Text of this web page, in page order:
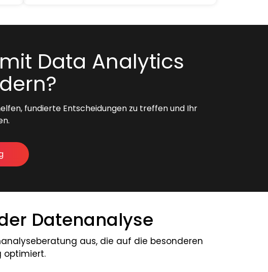
Data Analytics
fundierte Entscheidungen zu treffen und Ihr
Datenanalyse
aus, die auf die besonderen
optimiert.